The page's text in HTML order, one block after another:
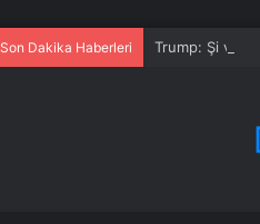
Son Dakika Haberleri Trump: Şi ve